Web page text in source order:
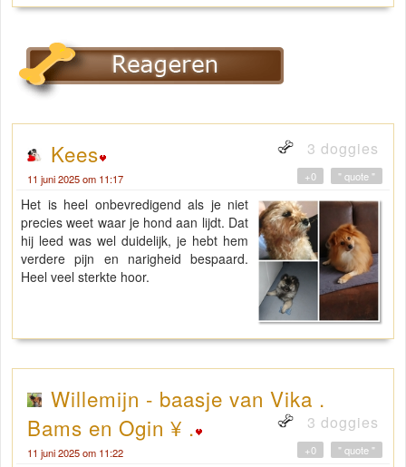
Kees 3 doggies
11 juni 2025 om 11:17 " quote "
+0
Het is heel onbevredigend als je niet
precies weet waar je hond aan lijdt. Dat
hij leed was wel duidelijk, je hebt hem
verdere pijn en narigheid bespaard.
Heel veel sterkte hoor.
Willemijn - baasje van Vika .
Bams en Ogin ¥ .
3 doggies
11 juni 2025 om 11:22 " quote "
+0